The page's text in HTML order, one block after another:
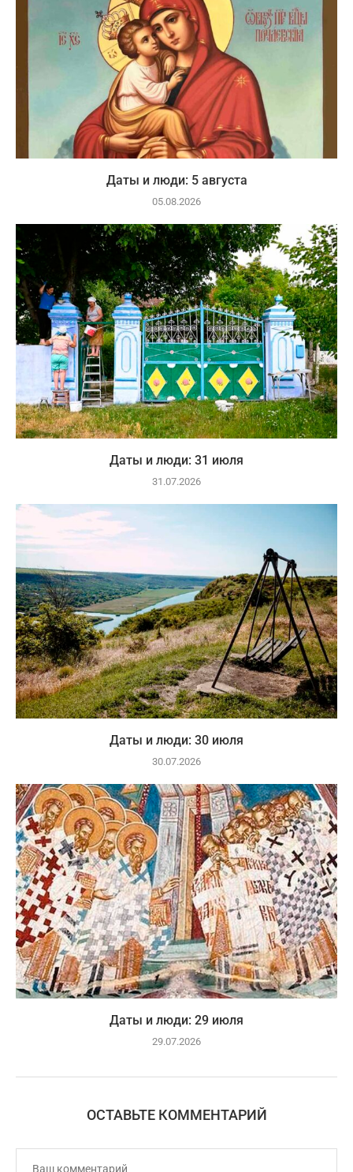
Даты и люди: 5 августа
05.08.2026
Даты и люди: 31 июля
31.07.2026
Даты и люди: 30 июля
30.07.2026
Даты и люди: 29 июля
29.07.2026
ОСТАВЬТЕ КОММЕНТАРИЙ